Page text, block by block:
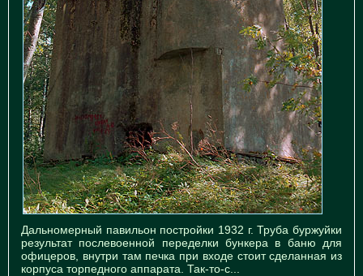
Дальномерный павильон постройки 1932 г. Труба буржуйки
результат послевоенной переделки бункера в баню для
офицеров, внутри там печка при входе стоит сделанная из
корпуса торпедного аппарата. Так-то-с...